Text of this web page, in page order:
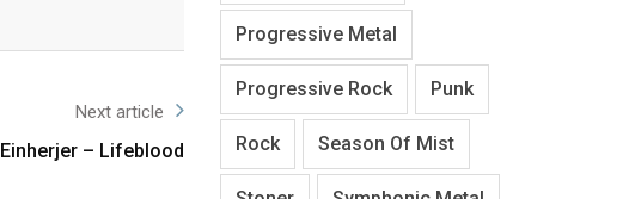
Next article
Einherjer – Lifeblood
Progressive Metal
Progressive Rock Punk
Rock Season Of Mist